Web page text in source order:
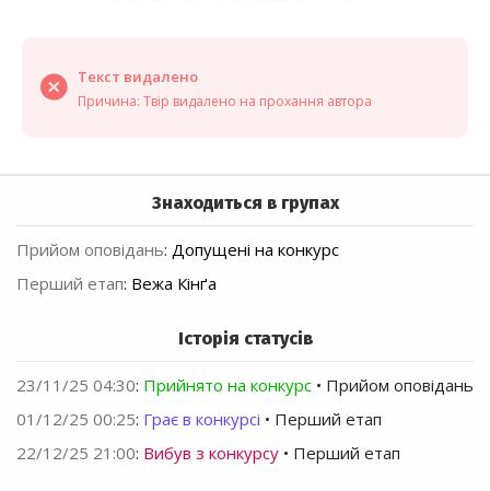
Текст видалено
Причина: Твір видалено на прохання автора
Знаходиться в групах
Прийом оповідань: Допущені на конкурс
Перший етап: Вежа Кінґа
Історія статусів
23/11/25 04:30: Прийнято на конкурс • Прийом оповідань
01/12/25 00:25: Грає в конкурсі • Перший етап
22/12/25 21:00: Вибув з конкурсу • Перший етап